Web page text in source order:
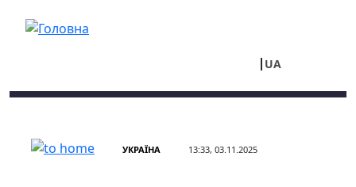
UA
УКРАЇНА 13:33, 03.11.2025